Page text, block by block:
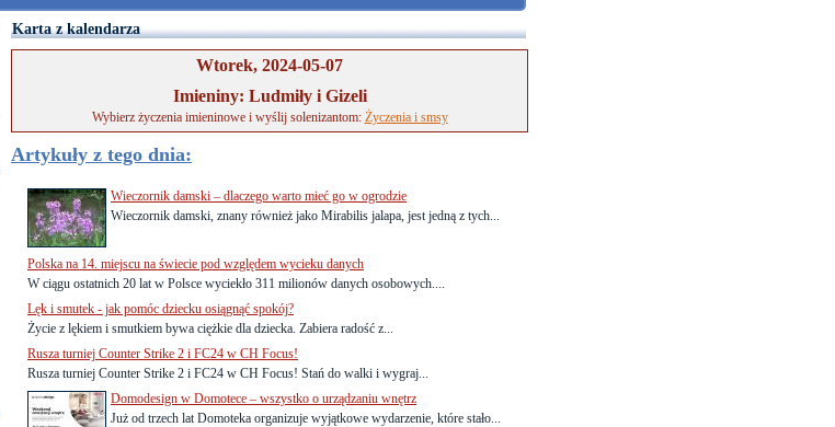
Karta z kalendarza
Wtorek, 2024-05-07
Imieniny: Ludmiły i Gizeli
Wybierz życzenia imieninowe i wyślij solenizantom: Życzenia i smsy
Artykuły z tego dnia:
Wieczornik damski – dlaczego warto mieć go w ogrodzie
Wieczornik damski, znany również jako Mirabilis jalapa, jest jedną z tych...
Polska na 14. miejscu na świecie pod względem wycieku danych
W ciągu ostatnich 20 lat w Polsce wyciekło 311 milionów danych osobowych....
Lęk i smutek - jak pomóc dziecku osiągnąć spokój?
Życie z lękiem i smutkiem bywa ciężkie dla dziecka. Zabiera radość z...
Rusza turniej Counter Strike 2 i FC24 w CH Focus!
Rusza turniej Counter Strike 2 i FC24 w CH Focus! Stań do walki i wygraj...
Domodesign w Domotece – wszystko o urządzaniu wnętrz
Już od trzech lat Domoteka organizuje wyjątkowe wydarzenie, które stało...